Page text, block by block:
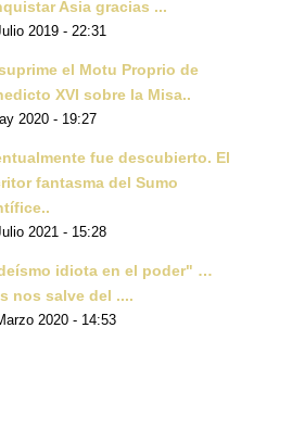
Asia gracias ...
2019 - 22:31
el Motu Proprio de
XVI sobre la Misa..
2020 - 19:27
fue descubierto. El
fantasma del Sumo
2021 - 15:28
idiota en el poder" …
nos salve del ....
2020 - 14:53